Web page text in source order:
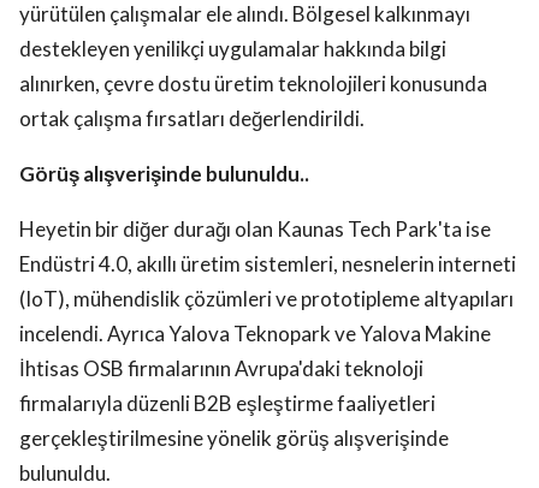
yürütülen çalışmalar ele alındı. Bölgesel kalkınmayı
destekleyen yenilikçi uygulamalar hakkında bilgi
alınırken, çevre dostu üretim teknolojileri konusunda
ortak çalışma fırsatları değerlendirildi.
Görüş alışverişinde bulunuldu..
Heyetin bir diğer durağı olan Kaunas Tech Park'ta ise
Endüstri 4.0, akıllı üretim sistemleri, nesnelerin interneti
(IoT), mühendislik çözümleri ve prototipleme altyapıları
incelendi. Ayrıca Yalova Teknopark ve Yalova Makine
İhtisas OSB firmalarının Avrupa'daki teknoloji
firmalarıyla düzenli B2B eşleştirme faaliyetleri
gerçekleştirilmesine yönelik görüş alışverişinde
bulunuldu.